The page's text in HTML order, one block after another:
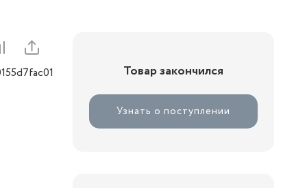
Товар закончился
Узнать о поступлении